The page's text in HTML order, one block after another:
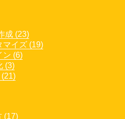
成 (23)
マイズ (19)
ン (6)
(3)
(17)